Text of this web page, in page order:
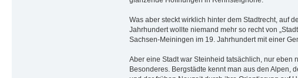
Was aber steckt wirklich hinter dem Stadtrecht, auf
Jahrhundert wollte niemand mehr so recht von
Sachsen-Meiningen im 19. Jahrhundert mit einer
Aber eine Stadt war Steinheid tatsächlich, nur eben
Besonderes. Bergstädte kennt man aus den Alpen,